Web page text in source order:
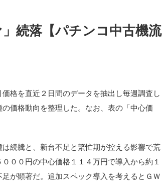
続落【パチンコ中古機流
格を直近２日間のデータを抽出し毎週調査し
価格動向を整理した。なお、表の「中心価
続騰と、新台不足と繁忙期が控える影響で荒
００円の中心価格１１４万円で導入から約１
が顕著だ。追加スペック導入を考えるとＧＷ